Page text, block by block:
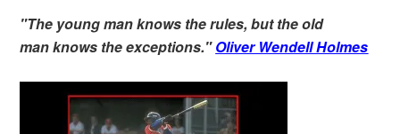
"The young man knows the rules, but the old
man knows the exceptions."Oliver Wendell Holmes